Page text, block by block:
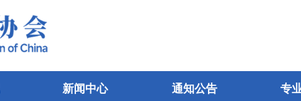
新闻中心 通知公告 专